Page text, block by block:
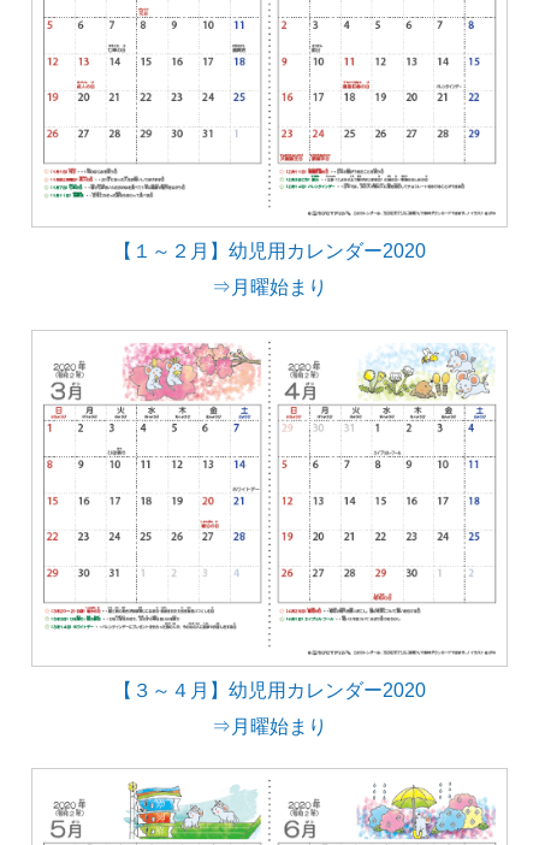
【１～２月】幼児用カレンダー2020
⇒月曜始まり
【３～４月】幼児用カレンダー2020
⇒月曜始まり